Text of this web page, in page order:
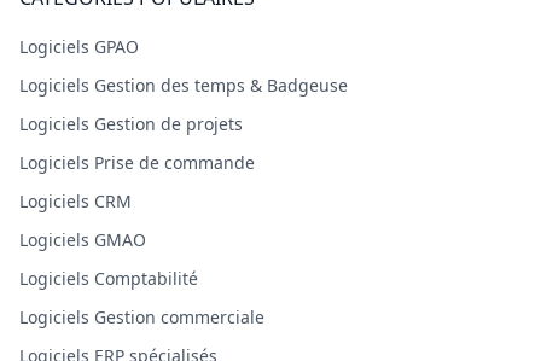
Logiciels GPAO
Logiciels Gestion des temps & Badgeuse
Logiciels Gestion de projets
Logiciels Prise de commande
Logiciels CRM
Logiciels GMAO
Logiciels Comptabilité
Logiciels Gestion commerciale
Logiciels ERP spécialisés